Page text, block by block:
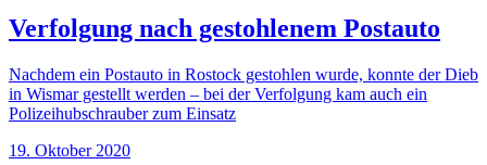
Verfolgung nach gestohlenem Postauto
Nachdem ein Postauto in Rostock gestohlen wurde, konnte der Dieb
in Wismar gestellt werden – bei der Verfolgung kam auch ein
Polizeihubschrauber zum Einsatz
19. Oktober 2020